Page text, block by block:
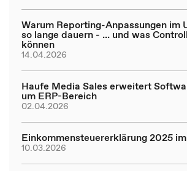
Warum Reporting-Anpassungen im
so lange dauern - ... und was
können
14.04.2026
Haufe Media Sales erweitert
um ERP-Bereich
02.04.2026
Einkommensteuererklärung 2025
10.03.2026